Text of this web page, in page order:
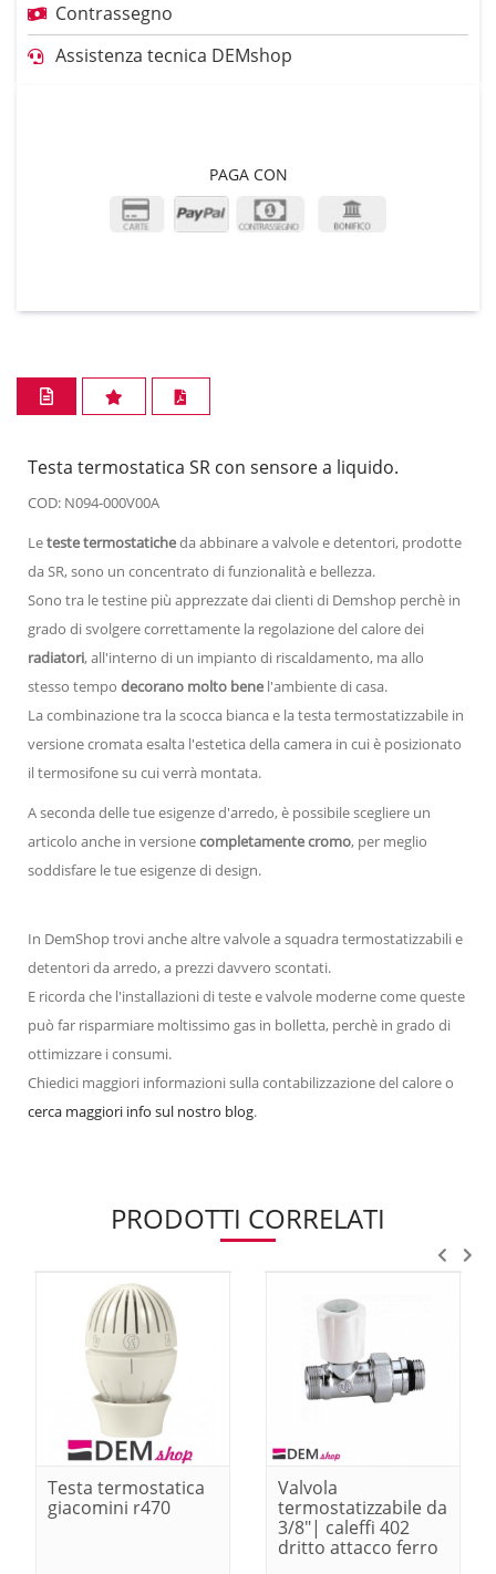
Contrassegno
Assistenza tecnica DEMshop
PAGA CON
Testa termostatica SR con sensore a liquido.
COD: N094-000V00A
Leteste termostaticheda abbinare a valvole e detentori, prodotte
da SR, sono un concentrato di funzionalità e bellezza.
Sono tra le testine più apprezzate dai clienti di Demshop perchè in
grado di svolgere correttamente la regolazione del calore dei
radiatori, all'interno di un impianto di riscaldamento, ma allo
stesso tempo decorano molto bene l'ambiente di casa.
La combinazione tra la scocca bianca e la testa termostatizzabile in
versione cromata esalta l'estetica della camera in cui è posizionato
il termosifone su cui verrà montata.
A seconda delle tue esigenze d'arredo, è possibile scegliere un
articolo anche in versionecompletamente cromo, per meglio
soddisfare le tue esigenze di design.
In DemShop trovi anche altre valvole a squadra termostatizzabili e
detentori da arredo, a prezzi davvero scontati.
E ricorda che l'installazioni di teste e valvole moderne come queste
può far risparmiare moltissimo gas in bolletta, perchè in grado di
ottimizzare i consumi.
Chiedici maggiori informazioni sulla contabilizzazione del calore o
cerca maggiori info sul nostro blog.
PRODOTTI CORRELATI
Testa termostatica
giacomini r470
Valvola
termostatizzabile da
3/8"| caleffi 402
dritto attacco ferro